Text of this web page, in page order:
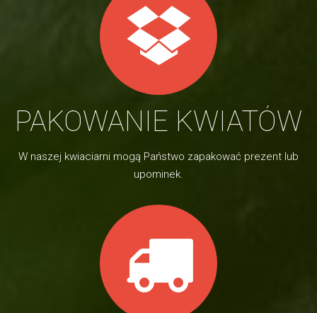
PAKOWANIE KWIATÓW
W naszej kwiaciarni mogą Państwo zapakować prezent lub
upominek.